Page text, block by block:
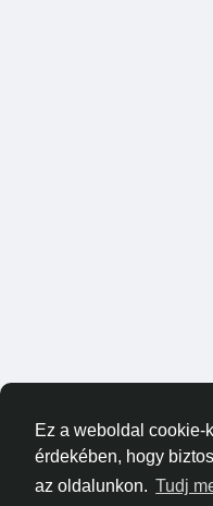
Ez a weboldal cookie-
érdekében, hogy
az oldalunkon. Tudj